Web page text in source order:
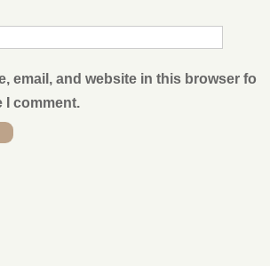
email, and website in this browser fo
I comment.